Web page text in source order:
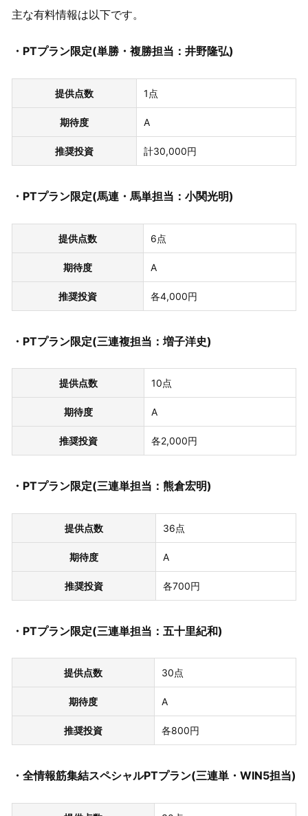
主な有料情報は以下です。
・PTプラン限定(単勝・複勝担当：井野隆弘)
提供点数 1点
期待度 A
推奨投資 計30,000円
・PTプラン限定(馬連・馬単担当：小関光明)
提供点数 6点
期待度 A
推奨投資 各4,000円
・PTプラン限定(三連複担当：増子洋史)
提供点数 10点
期待度 A
推奨投資 各2,000円
・PTプラン限定(三連単担当：熊倉宏明)
提供点数 36点
期待度 A
推奨投資 各700円
・PTプラン限定(三連単担当：五十里紀和)
提供点数 30点
期待度 A
推奨投資 各800円
・全情報筋集結スペシャルPTプラン(三連単・WIN5担当)